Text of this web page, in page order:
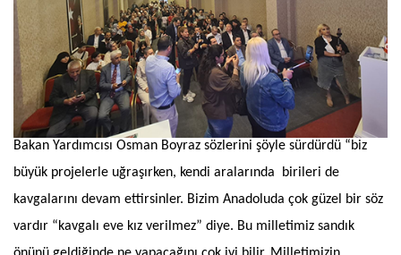
Bakan Yardımcısı Osman Boyraz sözlerini şöyle sürdürdü “biz
büyük projelerle uğraşırken, kendi aralarında birileri de
kavgalarını devam ettirsinler. Bizim Anadoluda çok güzel bir söz
vardır “kavgalı eve kız verilmez” diye. Bu milletimiz sandık